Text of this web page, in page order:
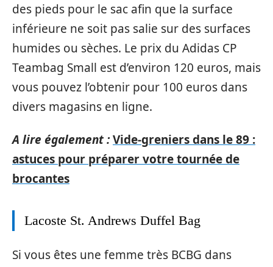
des pieds pour le sac afin que la surface
inférieure ne soit pas salie sur des surfaces
humides ou sèches. Le prix du Adidas CP
Teambag Small est d’environ 120 euros, mais
vous pouvez l’obtenir pour 100 euros dans
divers magasins en ligne.
A lire également :Vide-greniers dans le 89 :
astuces pour préparer votre tournée de
brocantes
Lacoste St. Andrews Duffel Bag
Si vous êtes une femme très BCBG dans